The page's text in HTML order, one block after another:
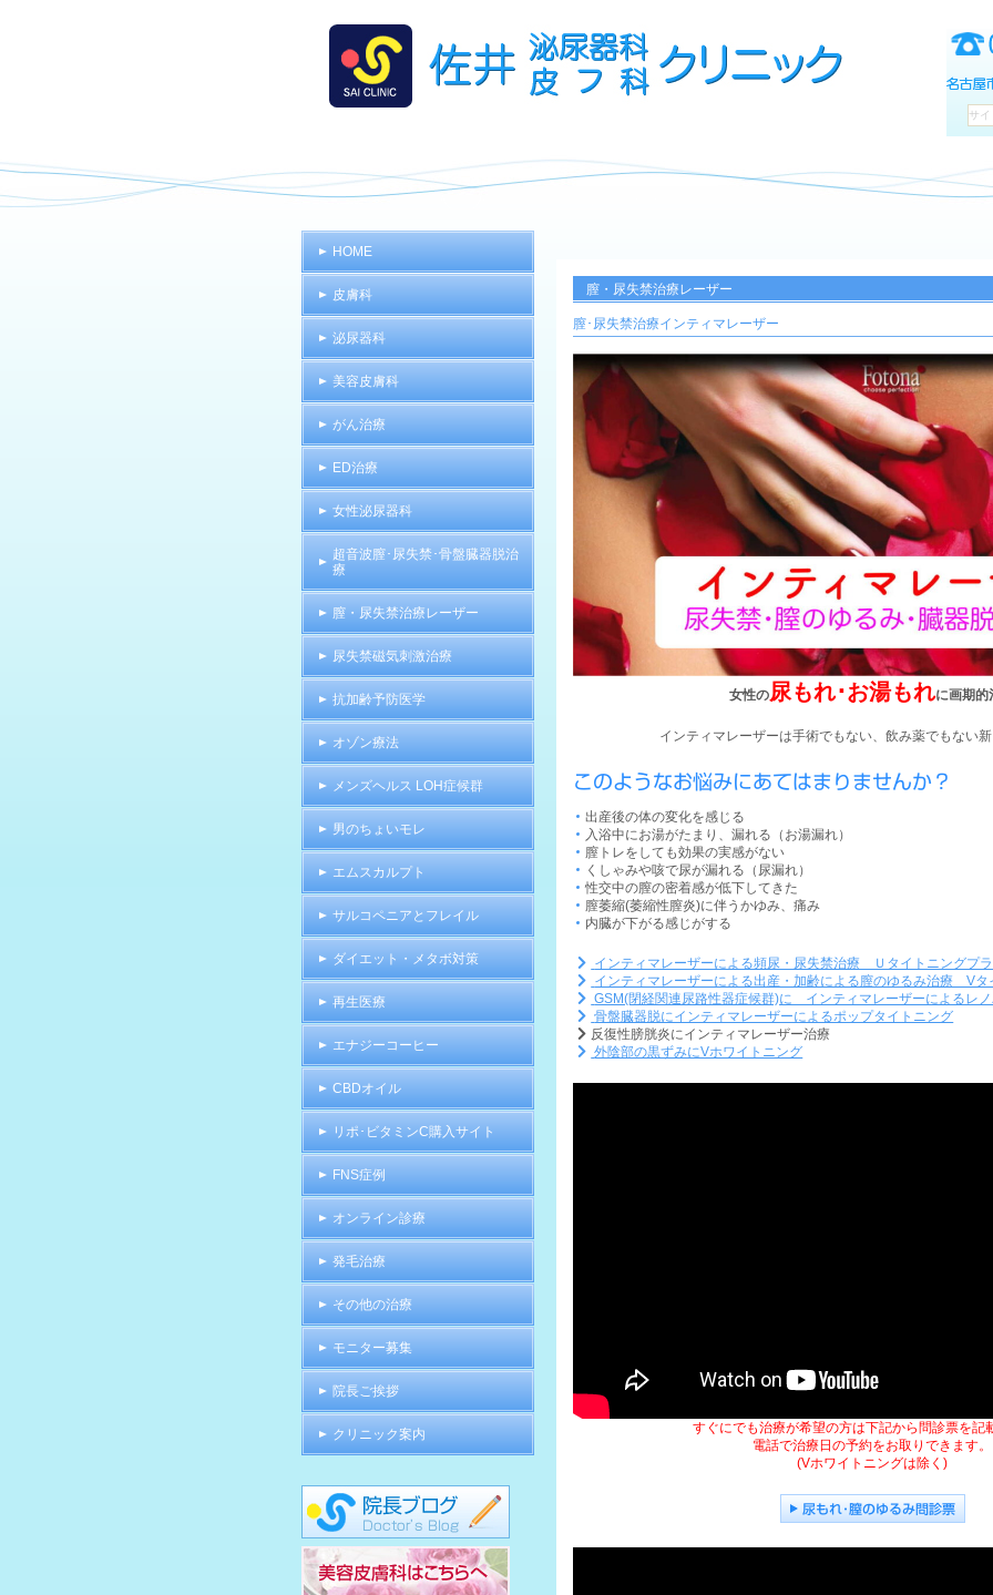
膣・尿失禁治療レーザー
膣･尿失禁治療インティマレーザー
女性の尿もれ･お湯もれに画期的
インティマレーザーは手術でもない、飲み薬でもない新
このようなお悩みにあてはまりませんか？
出産後の体の変化を感じる
入浴中にお湯がたまり、漏れる（お湯漏れ）
膣トレをしても効果の実感がない
くしゃみや咳で尿が漏れる（尿漏れ）
性交中の膣の密着感が低下してきた
膣萎縮(萎縮性膣炎)に伴うかゆみ、痛み
内臓が下がる感じがする
インティマレーザーによる頻尿・尿失禁治療 Ｕタイトニングプラ
インティマレーザーによる出産・加齢による膣のゆるみ治療 Vタ
GSM(閉経関連尿路性器症候群)に インティマレーザーによるレ
骨盤臓器脱にインティマレーザーによるポップタイトニング
反復性膀胱炎にインティマレーザー治療
外陰部の黒ずみにVホワイトニング
すぐにでも治療が希望の方は下記から問診票を記
電話で治療日の予約をお取りできます。
(Vホワイトニングは除く)
尿もれ･膣のゆるみ問診票
HOME
皮膚科
泌尿器科
美容皮膚科
がん治療
ED治療
女性泌尿器科
超音波膣･尿失禁･骨盤臓器脱治
療
膣・尿失禁治療レーザー
尿失禁磁気刺激治療
抗加齢予防医学
オゾン療法
メンズヘルス LOH症候群
男のちょいモレ
エムスカルプト
サルコペニアとフレイル
ダイエット・メタボ対策
再生医療
エナジーコーヒー
CBDオイル
リポ･ビタミンC購入サイト
FNS症例
オンライン診療
発毛治療
その他の治療
モニター募集
院長ご挨拶
クリニック案内